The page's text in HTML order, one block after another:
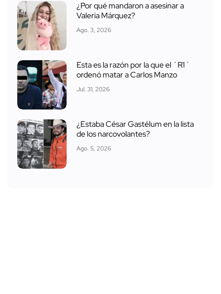
¿Por qué mandaron a asesinar a
Valeria Márquez?
Ago. 3, 2026
Esta es la razón por la que el ´R1´
ordenó matar a Carlos Manzo
Jul. 31, 2026
¿Estaba César Gastélum en la lista
de los narcovolantes?
Ago. 5, 2026